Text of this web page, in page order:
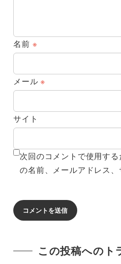
名前 ※
メール※
サイト
次回のコメントで使用す
の名前、メールアドレス、
この投稿へのト